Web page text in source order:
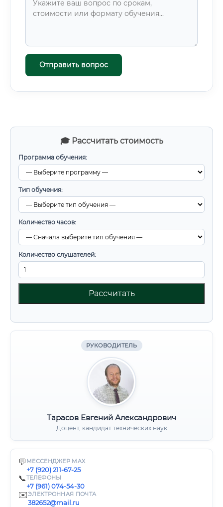
🎓 Рассчитать стоимость
Программа обучения:
Тип обучения:
Количество часов:
Количество слушателей:
Рассчитать
РУКОВОДИТЕЛЬ
Тарасов Евгений Александрович
Доцент, кандидат технических наук
💬 МЕССЕНДЖЕР MAX
+7 (920) 211-67-25
📞ТЕЛЕФОНЫ
+7 (961) 074-54-30
✉️ЭЛЕКТРОННАЯ ПОЧТА
382652@mail.ru
Отправить вопрос